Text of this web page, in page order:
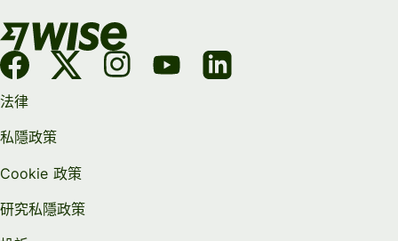
法律
私隱政策
Cookie 政策
研究私隱政策